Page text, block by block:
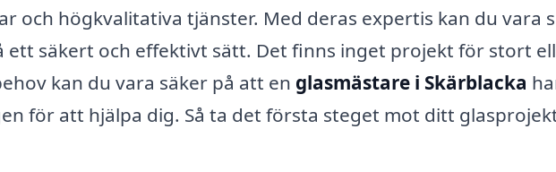
och högkvalitativa tjänster. Med deras expertis kan du vara
säkert och effektivt sätt. Det finns inget projekt för stort
kan du vara säker på att en glasmästare i Skärblacka
för att hjälpa dig. Så ta det första steget mot ditt